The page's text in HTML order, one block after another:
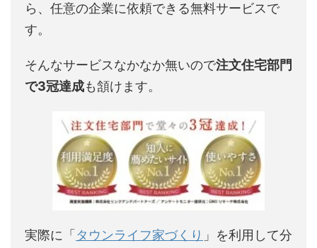
ら、任意の企業に依頼できる無料サービスで
す。
そんなサービスなかなか無いので注文住宅部門
で3冠達成も頷けます。
実際に「 タウンライフ家づくり 」を利用して分